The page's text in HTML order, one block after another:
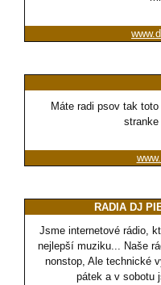
Máte radi psov tak
RADIA DJ
Jsme internetové rádio,
nejlepší muziku... Naše
nonstop, Ale technické
pátek a v sobotu